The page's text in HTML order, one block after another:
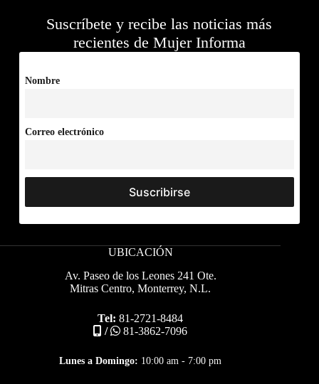
Suscríbete y recibe las noticias más
recientes de Mujer Informa
Nombre
Correo electrónico
UBICACIÓN
Av. Paseo de los Leones 241 Ote.
Mitras Centro, Monterrey, N.L.
Tel: 81-2721-8484
/
81-3862-7096
Lunes a Domingo: 10:00 am - 7:00 pm